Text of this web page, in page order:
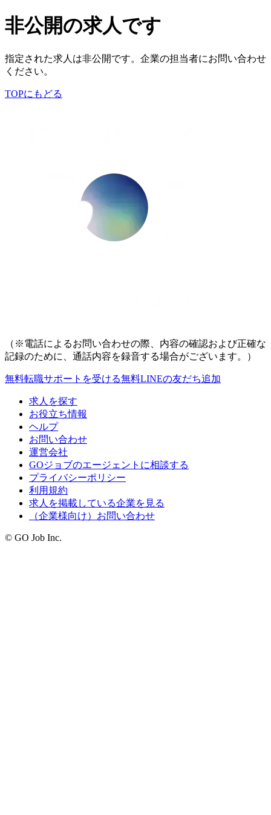
非公開の求人です
指定された求人は非公開です。企業の担当者にお問い合わせ
ください。
TOPにもどる
（※電話によるお問い合わせの際、内容の確認および正確な
記録のために、通話内容を録音する場合がございます。）
無料転職サポートを受ける無料LINEの友だち追加
求人を探す
お役立ち情報
ヘルプ
お問い合わせ
運営会社
GOジョブのエージェントに相談する
プライバシーポリシー
利用規約
求人を掲載している企業を見る
（企業様向け）お問い合わせ
© GO Job Inc.